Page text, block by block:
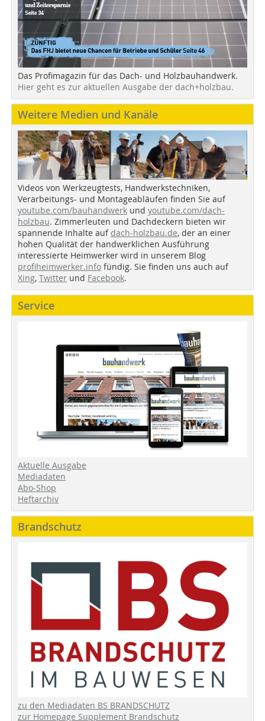
Das Profimagazin für das Dach- und Holzbauhandwerk.
Hier geht es zur aktuellen Ausgabe der dach+holzbau.
Weitere Medien und Kanäle
Videos von Werkzeugtests, Handwerkstechniken,
Verarbeitungs- und Montageabläufen finden Sie auf
youtube.com/bauhandwerk und youtube.com/dach-
holzbau. Zimmerleuten und Dachdeckern bieten wir
spannende Inhalte auf dach-holzbau.de, der an einer
hohen Qualität der handwerklichen Ausführung
interessierte Heimwerker wird in unserem Blog
profiheimwerker.info fündig. Sie finden uns auch auf
Xing, Twitter und Facebook.
Service
Aktuelle Ausgabe
Mediadaten
Abo-Shop
Heftarchiv
Brandschutz
zu den Mediadaten BS BRANDSCHUTZ
zur Homepage Supplement Brandschutz